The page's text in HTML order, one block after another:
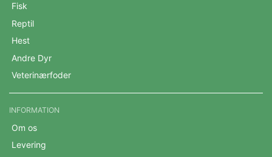
Fisk
Reptil
Hest
Andre Dyr
Veterinærfoder
INFORMATION
Om os
Levering